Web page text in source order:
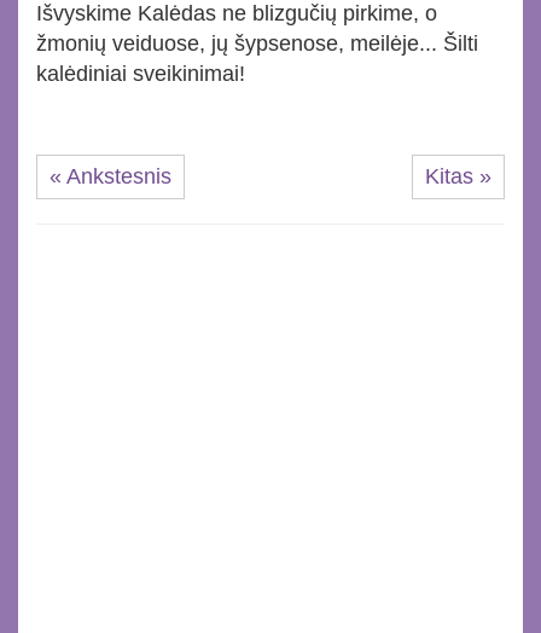
Išvyskime Kalėdas ne blizgučių pirkime, o
žmonių veiduose, jų šypsenose, meilėje... Šilti
kalėdiniai sveikinimai!
« Ankstesnis Kitas »